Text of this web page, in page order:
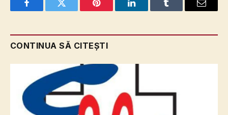
FacebookTwitter Pinterest LinkedInTumblr Email
CONTINUA SĂ CITEȘTI